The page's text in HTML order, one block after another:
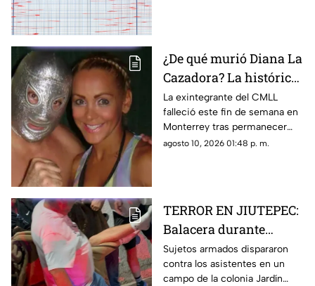
¿De qué murió Diana La
Cazadora? La histórica
luchadora falleció a los
48 años
La exintegrante del CMLL
falleció este fin de semana en
Monterrey tras permanecer
hospitalizada por una infección
agosto 10, 2026 01:48 p. m.
TERROR EN JIUTEPEC:
Balacera durante
partido de futbol deja
tres heridos
Sujetos armados dispararon
contra los asistentes en un
campo de la colonia Jardín